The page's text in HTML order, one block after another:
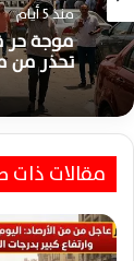
منذ 5 أيام
موجة حر
تحذر من
مقالات ذات